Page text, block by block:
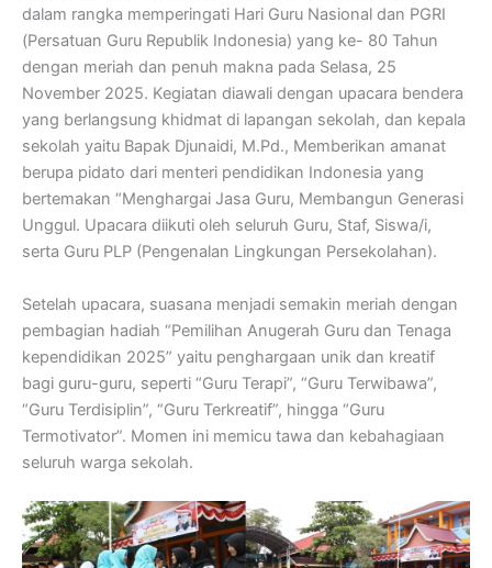
dalam rangka memperingati Hari Guru Nasional dan PGRI
(Persatuan Guru Republik Indonesia) yang ke- 80 Tahun
dengan meriah dan penuh makna pada Selasa, 25
November 2025. Kegiatan diawali dengan upacara bendera
yang berlangsung khidmat di lapangan sekolah, dan kepala
sekolah yaitu Bapak Djunaidi, M.Pd., Memberikan amanat
berupa pidato dari menteri pendidikan Indonesia yang
bertemakan “Menghargai Jasa Guru, Membangun Generasi
Unggul. Upacara diikuti oleh seluruh Guru, Staf, Siswa/i,
serta Guru PLP (Pengenalan Lingkungan Persekolahan).
Setelah upacara, suasana menjadi semakin meriah dengan
pembagian hadiah “Pemilihan Anugerah Guru dan Tenaga
kependidikan 2025” yaitu penghargaan unik dan kreatif
bagi guru-guru, seperti “Guru Terapi”, “Guru Terwibawa”,
“Guru Terdisiplin”, “Guru Terkreatif”, hingga “Guru
Termotivator”. Momen ini memicu tawa dan kebahagiaan
seluruh warga sekolah.